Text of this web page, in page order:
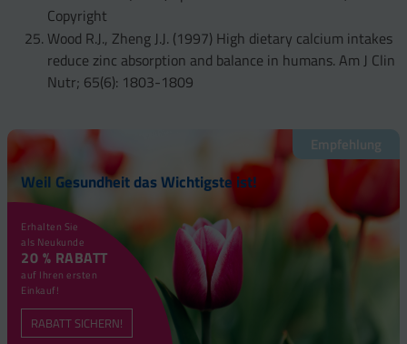
Copyright
Wood R.J., Zheng J.J. (1997) High dietary calcium intakes
reduce zinc absorption and balance in humans. Am J Clin
Nutr; 65(6): 1803-1809
Empfehlung
Weil Gesundheit das Wichtigste ist!
Erhalten Sie
als Neukunde
20 % RABATT
auf Ihren ersten
Einkauf!
RABATT SICHERN!